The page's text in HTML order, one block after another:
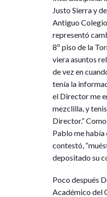
Justo Sierra y
Antiguo
representó
8º piso de la
viera asuntos
de vez en
tenía la
el Director me
mezclilla, y
Director.”
Pablo me había
contestó,
depositado su
Poco después
Académico del